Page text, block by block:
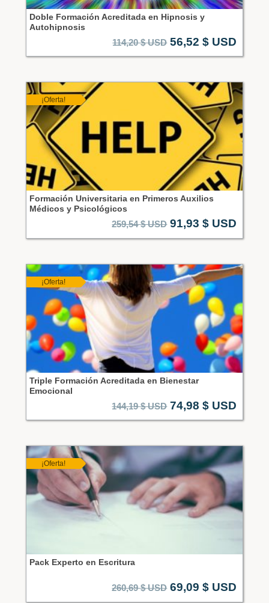
Doble Formación Acreditada en Hipnosis y
Autohipnosis
114,20$ USD 56,52$ USD
¡Oferta!
Formación Universitaria en Primeros Auxilios
Médicos y Psicológicos
259,54$ USD 91,93$ USD
¡Oferta!
Triple Formación Acreditada en Bienestar
Emocional
144,19$ USD 74,98$ USD
¡Oferta!
Pack Experto en Escritura
260,69$ USD 69,09$ USD